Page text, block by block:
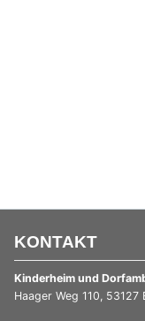
KONTAKT
Kinderheim und
Haager Weg 110, 53127